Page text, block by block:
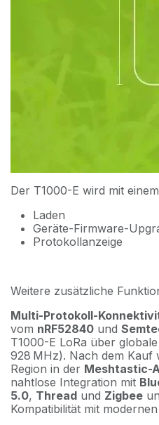
Der T1000-E wird mit einem
Laden
Geräte-Firmware-
Protokollanzeige
Weitere zusätzliche
Multi-Protokoll-
vom nRF52840 und
T1000-E LoRa über
928 MHz). Nach dem Kauf
Region in der Meshtastic-
nahtlose Integration mit
5.0, Thread und Zigbee
Kompatibilität mit